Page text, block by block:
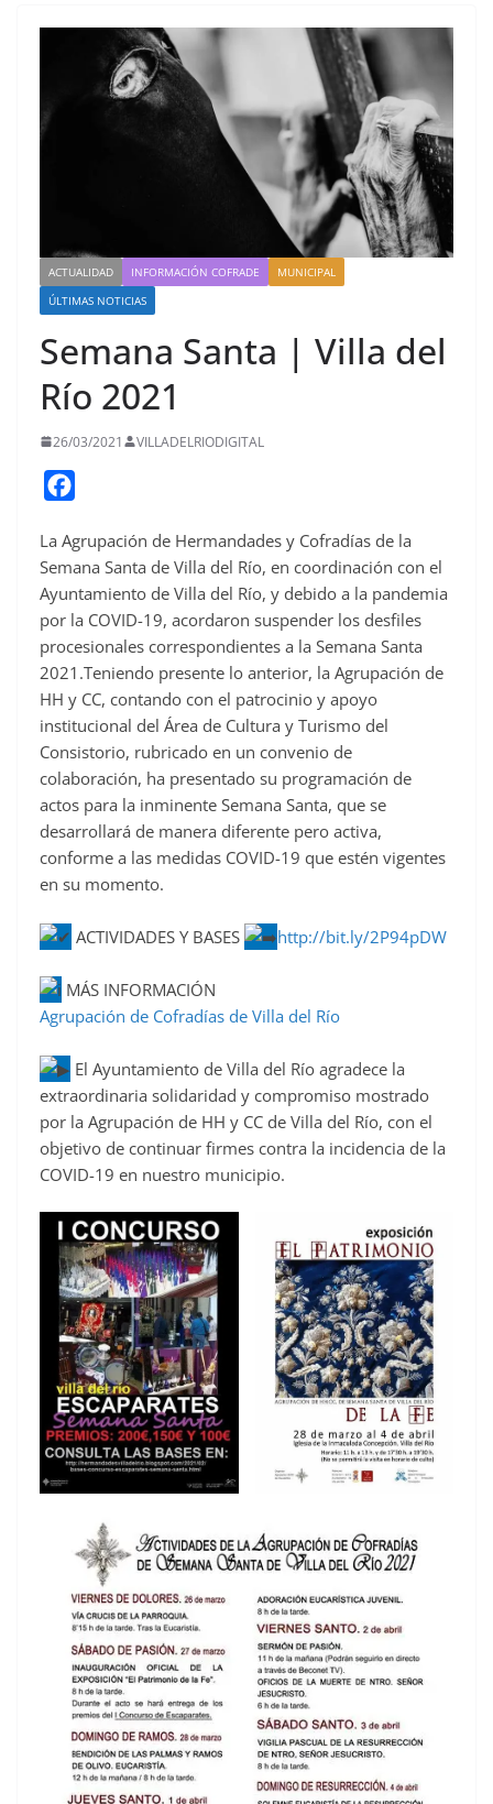
ACTUALIDAD INFORMACIÓN COFRADE
MUNICIPAL
ÚLTIMAS NOTICIAS
Semana Santa | Villa del
Río 2021
26/03/2021 VILLADELRIODIGITAL
c
e
o
o
k
La Agrupación de Hermandades y Cofradías de la
Semana Santa de Villa del Río, en coordinación con el
Ayuntamiento de Villa del Río, y debido a la pandemia
por la COVID-19, acordaron suspender los desfiles
procesionales correspondientes a la Semana Santa
2021.Teniendo presente lo anterior, la Agrupación de
HH y CC, contando con el patrocinio y apoyo
institucional del Área de Cultura y Turismo del
Consistorio, rubricado en un convenio de
colaboración, ha presentado su programación de
actos para la inminente Semana Santa, que se
desarrollará de manera diferente pero activa,
conforme a las medidas COVID-19 que estén vigentes
en su momento.
ACTIVIDADES Y BASES http://bit.ly/2P94pDW
MÁS INFORMACIÓN
Agrupación de Cofradías de Villa del Río
El Ayuntamiento de Villa del Río agradece la
extraordinaria solidaridad y compromiso mostrado
por la Agrupación de HH y CC de Villa del Río, con el
objetivo de continuar firmes contra la incidencia de la
COVID-19 en nuestro municipio.